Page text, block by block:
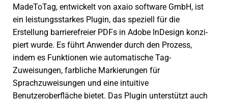
MadeToTag, entwi­ckelt von axaio soft­ware GmbH, ist
ein leis­tungs­star­kes Plugin, das spezi­ell für die
Erstellung barrie­re­freier PDFs in Adobe InDesign konzi­
piert wurde. Es führt Anwender durch den Prozess,
indem es Funktionen wie auto­ma­ti­sche Tag-
Zuweisungen, farb­li­che Markierungen für
Sprachzuweisungen und eine intui­tive
Benutzeroberfläche bietet. Das Plugin unter­stützt auch